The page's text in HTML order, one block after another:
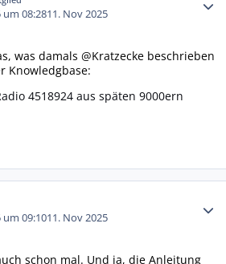
um 08:2811. Nov 2025
was damals @Kratzecke beschrieben
Knowledgbase:
4518924 aus späten 9000ern
um 09:1011. Nov 2025
schon mal. Und ja, die Anleitung